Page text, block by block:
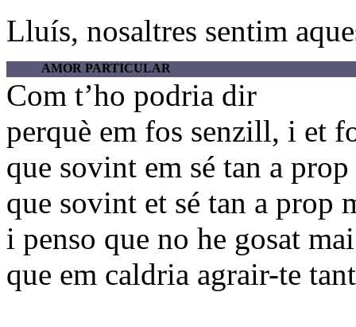
Lluís, nosaltres sentim
AMOR PARTICULAR
Com t’ho podria dir
perquè em fos senzill, i et
que sovint em sé tan a
que sovint et sé tan a prop
i penso que no he gosat
que em caldria agrair-te